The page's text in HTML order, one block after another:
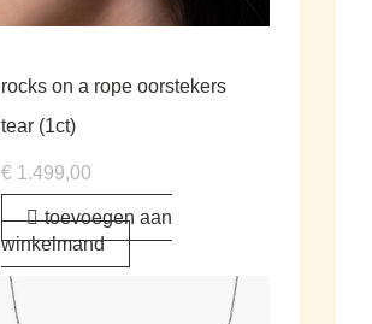
rocks on a rope oorstekers
tear (1ct)
€ 1.499,00
toevoegen aan
winkelmand